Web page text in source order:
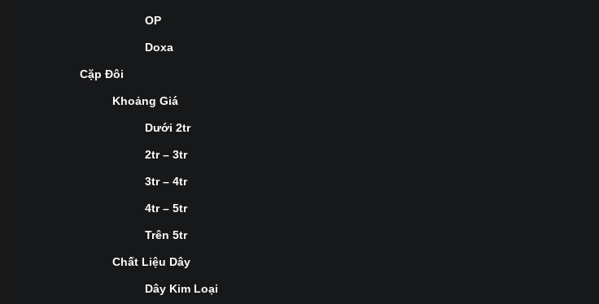
OP
Doxa
Cặp Đôi
Khoảng Giá
Dưới 2tr
2tr – 3tr
3tr – 4tr
4tr – 5tr
Trên 5tr
Chất Liệu Dây
Dây Kim Loại